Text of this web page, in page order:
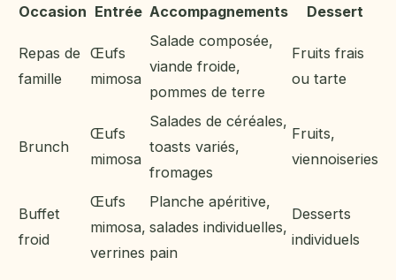
Occasion Entrée Accompagnements Dessert
Repas de
famille
Œufs
mimosa
Salade composée,
viande froide,
pommes de terre
Fruits frais
ou tarte
Brunch
Œufs
mimosa
Salades de céréales,
toasts variés,
fromages
Fruits,
viennoiseries
Buffet
froid
Œufs
mimosa,
verrines
Planche apéritive,
salades individuelles,
pain
Desserts
individuels